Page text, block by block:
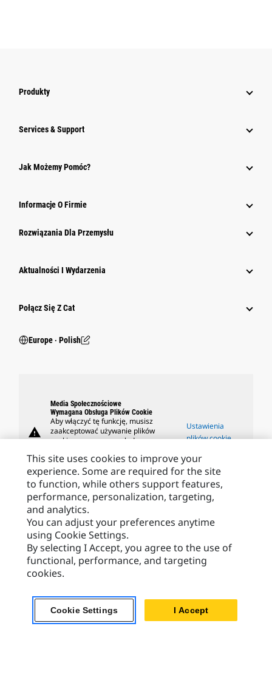
Produkty
Services & Support
Jak Możemy Pomóc?
Informacje O Firmie
Rozwiązania Dla Przemysłu
Aktualności I Wydarzenia
Połącz Się Z Cat
Europe ‧ Polish
warning
Media Społecznościowe
Wymagana Obsługa Plików Cookie
Aby włączyć tę funkcję, musisz
zaakceptować używanie plików
cookie przeznaczonych do
odpowiadających za wydajność.
Ustawienia
plików cookie
Caterpillar Marki
Caterpillar.com
Caterpillar Kontakt
Moje Preferencje Marketingowe
This site uses cookies to improve your
experience. Some are required for the site
to function, while others support features,
performance, personalization, targeting,
and analytics.
You can adjust your preferences anytime
using Cookie Settings.
By selecting I Accept, you agree to the use of
functional, performance, and targeting
cookies.
Cookie Settings I Accept